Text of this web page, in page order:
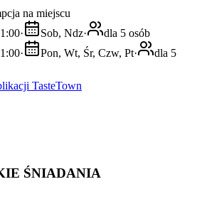
na miejscu
· Sob, Ndz·
dla 5 osób
· Pon, Wt, Śr, Czw, Pt·
dla 5
TasteTown
ŚNIADANIA